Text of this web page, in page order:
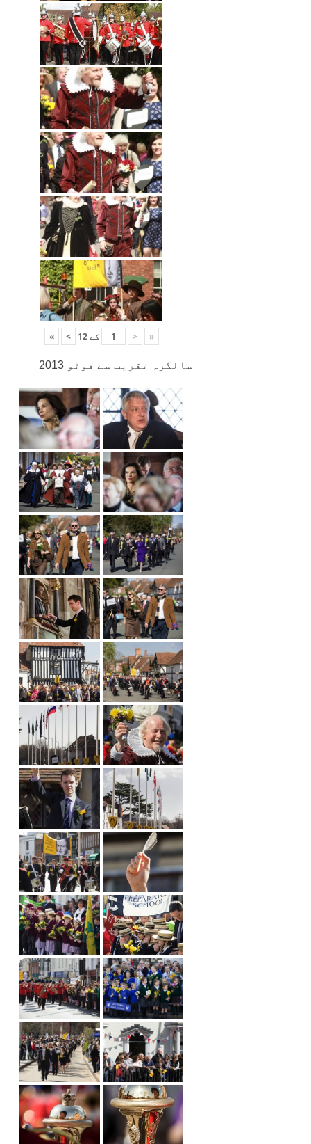
«
< کے12
>
»
سالگرہ تقریب سے فوٹو 2013